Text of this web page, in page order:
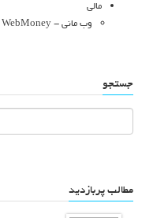
مالی
وب مانی - WebMoney
جستجو
مطالب پربازدید